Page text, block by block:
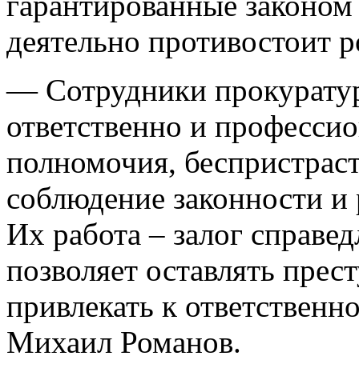
деятельно противостоит
— Сотрудники
ответственно и
полномочия,
соблюдение законности и
Их работа – залог
позволяет оставлять
привлекать к
Михаил Романов.